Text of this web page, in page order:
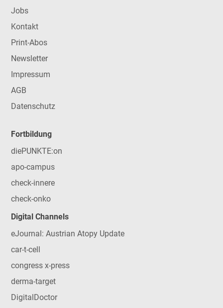
Jobs
Kontakt
Print-Abos
Newsletter
Impressum
AGB
Datenschutz
Fortbildung
diePUNKTE:on
apo-campus
check-innere
check-onko
Digital Channels
eJournal: Austrian Atopy Update
car-t-cell
congress x-press
derma-target
DigitalDoctor